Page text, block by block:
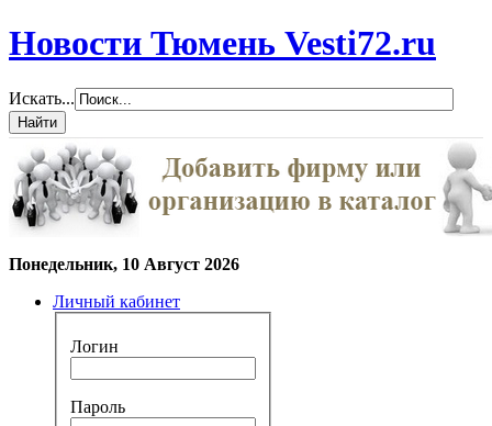
Новости Тюмень Vesti72.ru
Искать...
Понедельник, 10 Август 2026
Личный кабинет
Логин
Пароль